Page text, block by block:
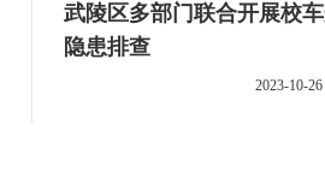
武陵区多部门联合开展校
隐患排查
2023-10-